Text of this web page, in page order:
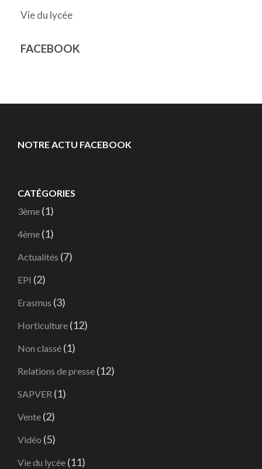
Vie du lycée
FACEBOOK
NOTRE ACTU FACEBOOK
CATÉGORIES
3ème (1)
4ème (1)
Actualités (7)
EPI (2)
Erasmus (3)
Horticulture (12)
Non classé (1)
Relations de presse (12)
SAPVER (1)
Vente (2)
Vidéo (5)
Vie du lycée (11)